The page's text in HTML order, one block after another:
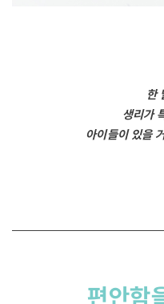
한
생리가
아이들이 있을
편안함